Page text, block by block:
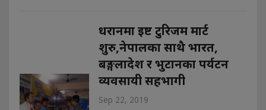
धरानमा इष्ट टुरिजम मार्ट
शुरु,नेपालका साथै भारत,
बङ्गलादेश र भुटानका पर्यटन
व्यवसायी सहभागी
Sep 22, 2019